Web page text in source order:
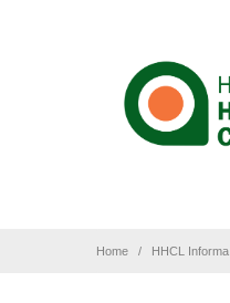
Home HHCL Informa